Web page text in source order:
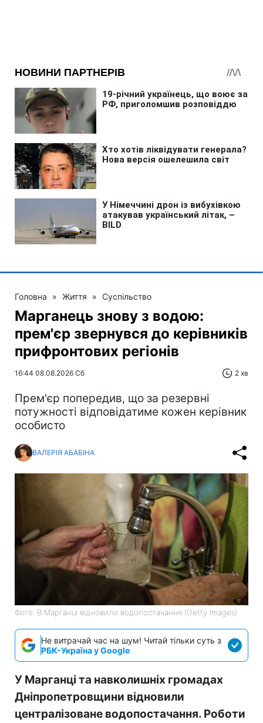
Головна » Життя » Суспільство
Марганець знову з водою:
прем'єр звернувся до керівників
прифронтових регіонів
16:44 08.08.2026 Сб 2 хв
Прем'єр попередив, що за резервні
потужності відповідатиме кожен керівник
особисто
ВАЛЕРІЯ АБАБІНА
Фото: В Марганці відновили водопостачання (Getty Images)
Не витрачай час на шум! Читай тільки суть з
РБК-Україна у Google
У Марганці та навколишніх громадах
Дніпропетровщини відновили
централізоване водопостачання. Роботи